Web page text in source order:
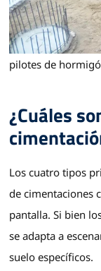
pilotes de
¿Cuáles
Los cuatro tipos
de cimentaciones
pantalla. Si bien
se adapta a
suelo específicos.